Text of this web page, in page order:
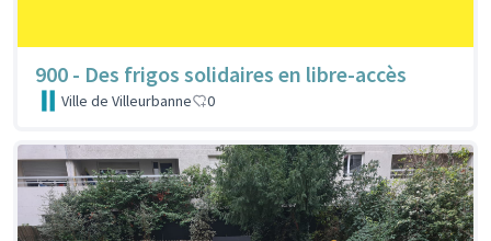
900 - Des frigos solidaires en libre-accès
Ville de Villeurbanne 0